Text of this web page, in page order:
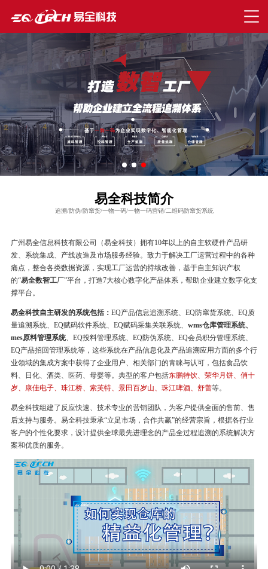
易全科技简介
追溯/防伪/防窜货/一物一码/一物一码营销/二维码防窜货系统
广州易全信息科技有限公司（易全科技）拥有10年以上的自主软硬件产品研
发、系统集成、产线改造及市场服务经验。致力于解决工厂运营过程中的各种
痛点，整合各类数据资源，实现工厂运营的持续改善，基于自主知识产权
的“易全数智工厂”平台，打造7大核心数字化产品体系，帮助企业建立数字化支
撑平台。
易全科技自主研发的系统包括： EQ产品信息追溯系统、EQ防窜货系统、EQ质
量追溯系统、EQ赋码软件系统、EQ赋码采集关联系统、 wms仓库管理系统、
mes原料管理系统、EQ投料管理系统、EQ防伪系统、EQ会员积分管理系统、
EQ产品招回管理系统等，这些系统在产品信息化及产品追溯应用方面的多个行
业领域的集成方案中获得了企业用户、相关部门的青睐与认可，包括食品饮
料、日化、酒类、医药、母婴等。典型的客户包括东鹏特饮、荣华月饼、俏十
岁、康佳电子、珠江桥、索芙特、景田百岁山、珠江啤酒、舒蕾等。
易全科技组建了反应快速、技术专业的营销团队，为客户提供全面的售前、售
后支持与服务。易全科技秉承“立足市场，合作共赢”的经营宗旨，根据各行业
客户的个性化要求，设计提供全球最先进理念的产品全过程追溯的系统解决方
案和优质的服务。